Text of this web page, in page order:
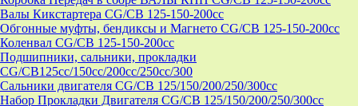
Валы Кикстартера CG/CB 125-150-200cc
Обгонные муфты, бендиксы и Магнето CG/CB 125-150-200cc
Коленвал CG/CB 125-150-200cc
Подшипники, сальники, прокладки
CG/CB125сс/150cc/200cc/250cc/300
Сальники двигателя CG/CB 125/150/200/250/300cc
Набор Прокладки Двигателя CG/CB 125/150/200/250/300cc